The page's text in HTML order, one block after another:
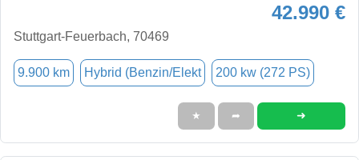
42.990 €
Stuttgart-Feuerbach, 70469
9.900 km Hybrid (Benzin/Elekt 200 kw (272 PS)
★ ➦ ➜